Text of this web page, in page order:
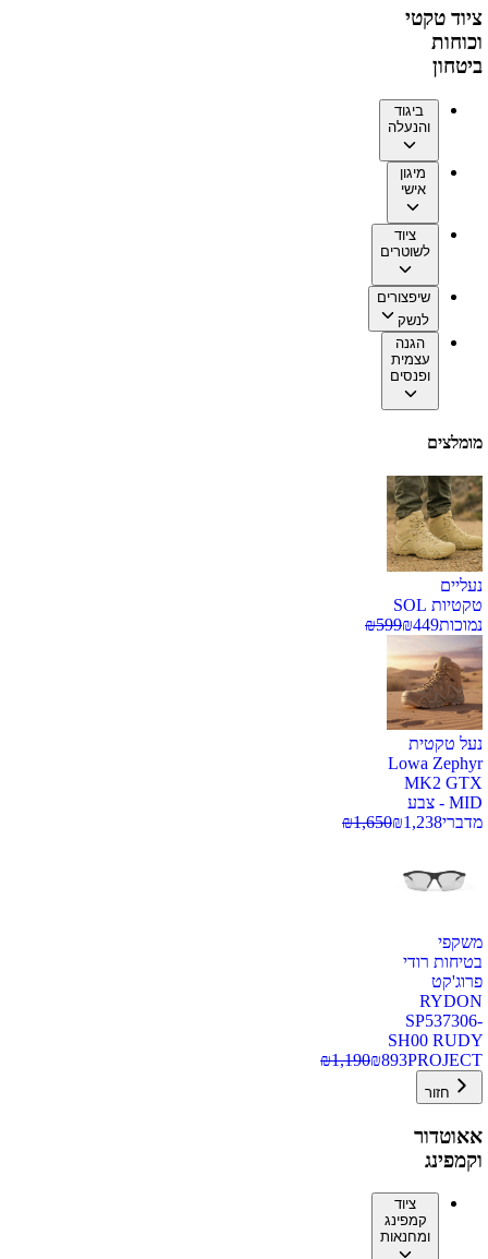
ציוד טקטי
וכוחות
ביטחון
ביגוד
והנעלה
מיגון
אישי
ציוד
לשוטרים
שיפצורים
לנשק
הגנה
עצמית
ופנסים
מומלצים
נעליים
טקטיות SOL
נמוכות
₪449
₪599
נעל טקטית
Lowa Zephyr
MK2 GTX
MID - צבע
מדברי
₪1,238
₪1,650
משקפי
בטיחות רודי
פרוג'קט
RYDON
SP537306-
SH00 RUDY
PROJECT
₪893
₪1,190
חזור
אאוטדור
וקמפינג
ציוד
קמפינג
ומחנאות